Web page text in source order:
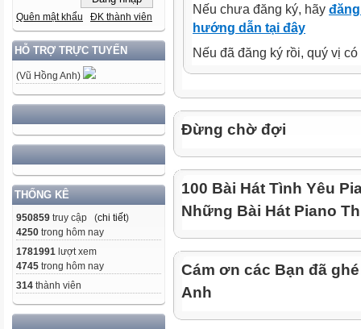
Quên mật khẩu ĐK thành viên
HỖ TRỢ TRỰC TUYẾN
(Vũ Hồng Anh)
THỐNG KÊ
950859 truy cập (chi tiết)
4250 trong hôm nay
1781991 lượt xem
4745 trong hôm nay
314 thành viên
Nếu chưa đăng ký, hãy
hướng dẫn tại đây
Nếu đã đăng ký rồi, quý vị
Đừng chờ đợi
100 Bài Hát Tình Yêu
Những Bài Hát Piano
Cám ơn các Bạn đã
Anh